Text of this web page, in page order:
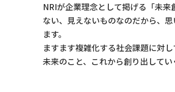
NRIが企業理念として掲げる「未
ない、見えないものなのだから、
ます。
ますます複雑化する社会課題に対
未来のこと、これから創り出して